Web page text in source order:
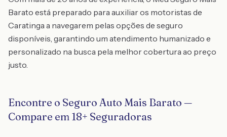
Barato está preparado para auxiliar os motoristas de
Caratinga a navegarem pelas opções de seguro
disponíveis, garantindo um atendimento humanizado e
personalizado na busca pela melhor cobertura ao preço
justo.
Encontre o Seguro Auto Mais Barato —
Compare em 18+ Seguradoras